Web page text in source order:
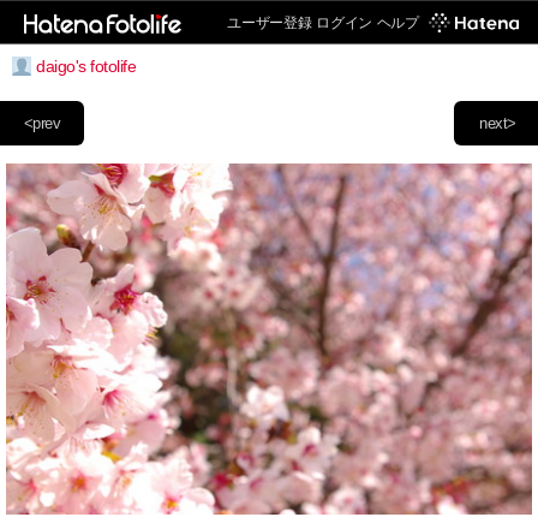
ユーザー登録 ログイン ヘルプ
daigo's fotolife
next>
<prev